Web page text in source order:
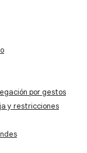
por gestos
y restricciones